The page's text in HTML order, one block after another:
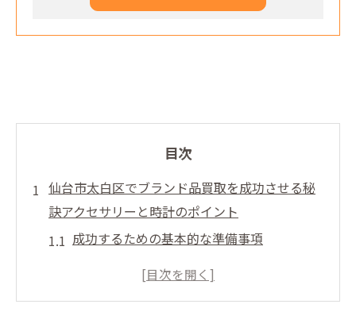
目次
仙台市太白区でブランド品買取を成功させる秘
訣アクセサリーと時計のポイント
成功するための基本的な準備事項
買取前に知っておくべき市場トレンド